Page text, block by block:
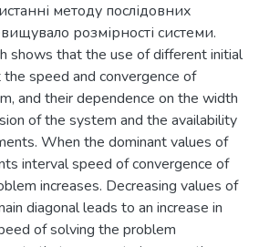
методу послідовних
розмірності системи.
shows that the use of different initial
speed and convergence of
and their dependence on the width
of the system and the availability
When the dominant values of
interval speed of convergence of
increases. Decreasing values of
diagonal leads to an increase in
of solving the problem